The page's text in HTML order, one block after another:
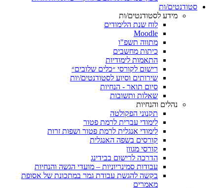
סטודנטים/ות
מידע לסטודנטים/ות
לוח שנת הלימודים
Moodle
מתווה תשפ"ו
כיתות מחשבים
התאמות לימודיות
רישום לקורסי ״כלים שלובים״
שירותים וסיוע לסטודנטים/יות
סיום תואר - הנחיות
שאלות ותשובות
נהלים והנחיות
תקנוני הפקולטה
לימודי עברית לרמת פטור
לימודי אנגלית לרמת פטור ושפות זרות
קורסים בשפה האנגלית
קורסי מגוון
הדרכה לרישום בבידינג
עבודות סמינריוניות – מועדי הגשה והנחיות
בקשה להגשת עבודת גמר במתכונת של אסופת
מאמרים